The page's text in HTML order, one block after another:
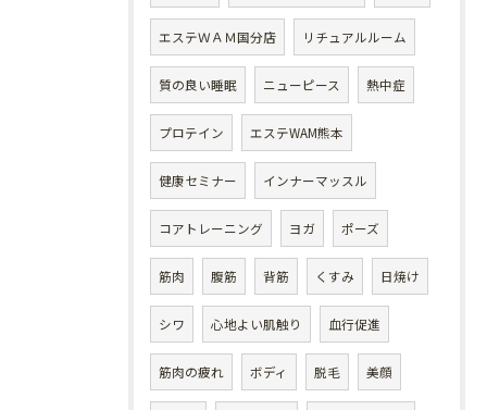
エステＷＡＭ国分店 リチュアルルーム
質の良い睡眠 ニューピース 熱中症
プロテイン エステWAM熊本
健康セミナー インナーマッスル
コアトレーニング ヨガ ポーズ
筋肉 腹筋 背筋 くすみ 日焼け
シワ 心地よい肌触り 血行促進
筋肉の疲れ ボディ 脱毛 美顔